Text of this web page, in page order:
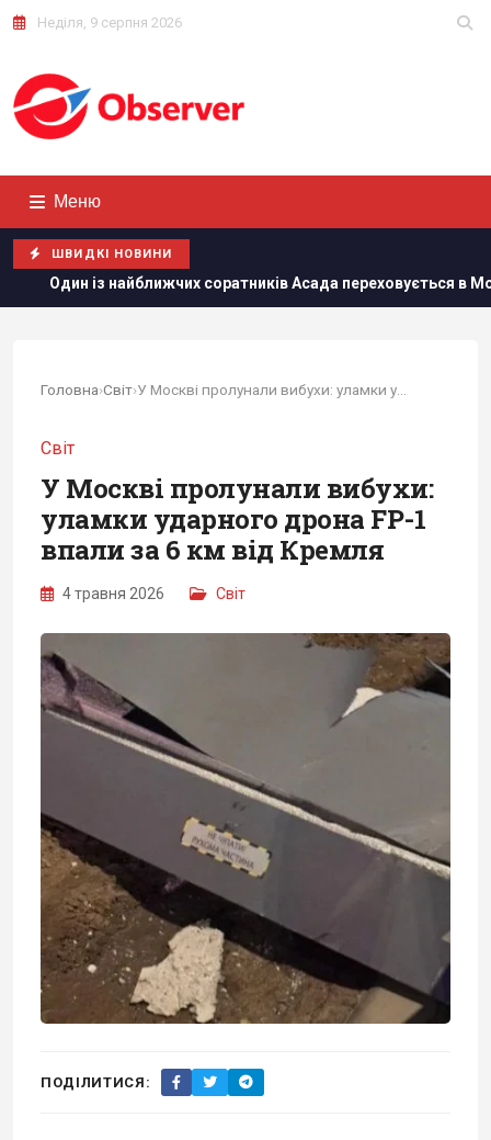
Неділя, 9 серпня 2026
Меню
ШВИДКІ НОВИНИ
соратників Асада переховується в Москві, - The
Головна›Світ›
Світ
У Москві пролунали вибухи:
уламки ударного дрона FP-1
впали за 6 км від Кремля
4 травня 2026 Світ
ПОДІЛИТИСЯ: